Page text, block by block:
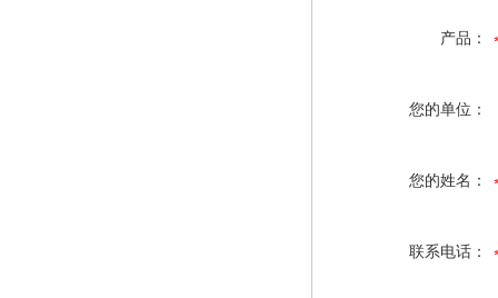
产品：
您的单位：
您的姓名：
联系电话：